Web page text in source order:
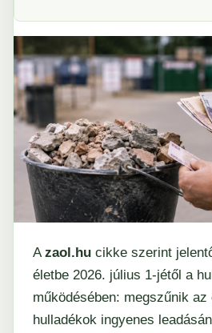
Azaol.hu cikke szerint
életbe 2026. július 1-jétől a
működésében: megszűnik
hulladékok ingyenes